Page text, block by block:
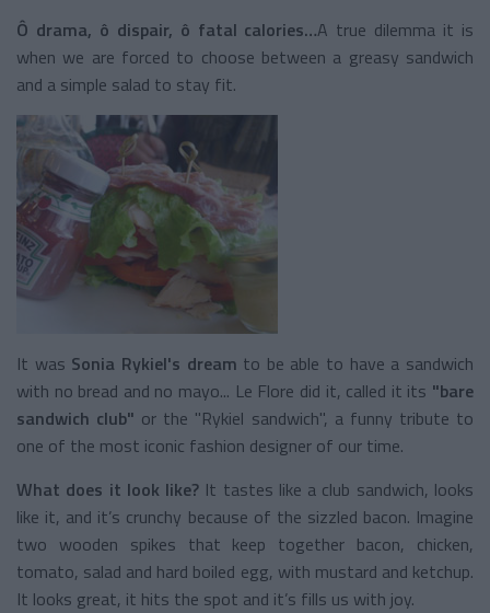
Ô drama, ô dispair, ô fatal calories…A true dilemma it is
when we are forced to choose between a greasy sandwich
and a simple salad to stay fit.
It was Sonia Rykiel's dream to be able to have a sandwich
with no bread and no mayo... Le Flore did it, called it its "bare
sandwich club" or the "Rykiel sandwich", a funny tribute to
one of the most iconic fashion designer of our time.
What does it look like? It tastes like a club sandwich, looks
like it, and it’s crunchy because of the sizzled bacon. Imagine
two wooden spikes that keep together bacon, chicken,
tomato, salad and hard boiled egg, with mustard and ketchup.
It looks great, it hits the spot and it’s fills us with joy.